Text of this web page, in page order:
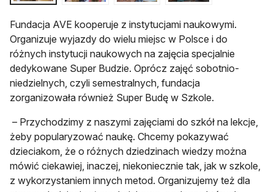
Fundacja AVE kooperuje z instytucjami naukowymi.
Organizuje wyjazdy do wielu miejsc w Polsce i do
różnych instytucji naukowych na zajęcia specjalnie
dedykowane Super Budzie. Oprócz zajęć sobotnio-
niedzielnych, czyli semestralnych, fundacja
zorganizowała również Super Budę w Szkole.
– Przychodzimy z naszymi zajęciami do szkół na lekcje,
żeby popularyzować naukę. Chcemy pokazywać
dzieciakom, że o różnych dziedzinach wiedzy można
mówić ciekawiej, inaczej, niekoniecznie tak, jak w szkole,
z wykorzystaniem innych metod. Organizujemy też dla